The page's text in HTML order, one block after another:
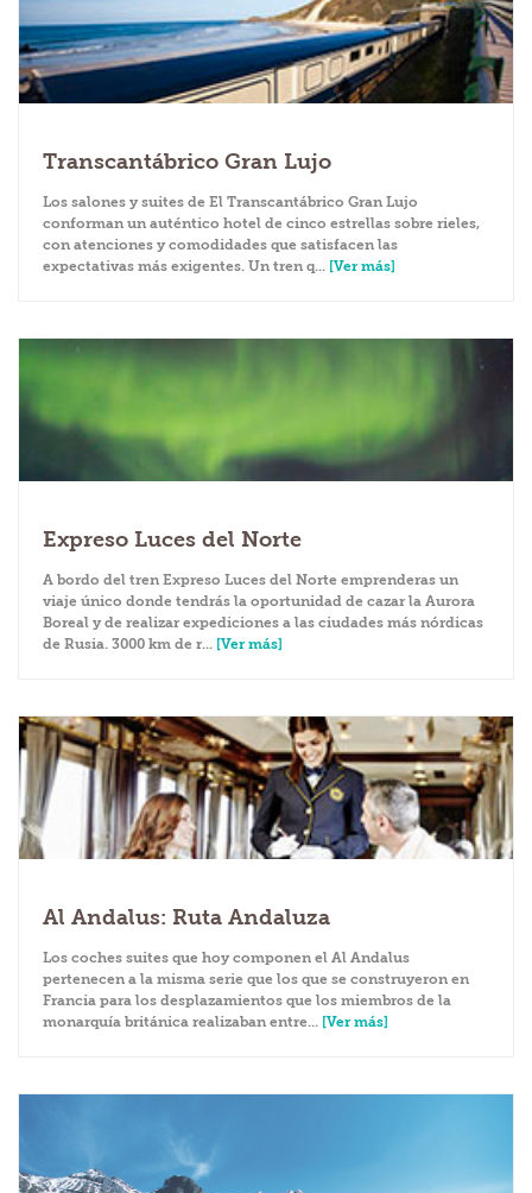
Transcantábrico Gran Lujo
Los salones y suites de El Transcantábrico Gran Lujo
conforman un auténtico hotel de cinco estrellas sobre rieles,
con atenciones y comodidades que satisfacen las
expectativas más exigentes. Un tren q... [Ver más]
Expreso Luces del Norte
A bordo del tren Expreso Luces del Norte emprenderas un
viaje único donde tendrás la oportunidad de cazar la Aurora
Boreal y de realizar expediciones a las ciudades más nórdicas
de Rusia. 3000 km de r... [Ver más]
Al Andalus: Ruta Andaluza
Los coches suites que hoy componen el Al Andalus
pertenecen a la misma serie que los que se construyeron en
Francia para los desplazamientos que los miembros de la
monarquía británica realizaban entre... [Ver más]